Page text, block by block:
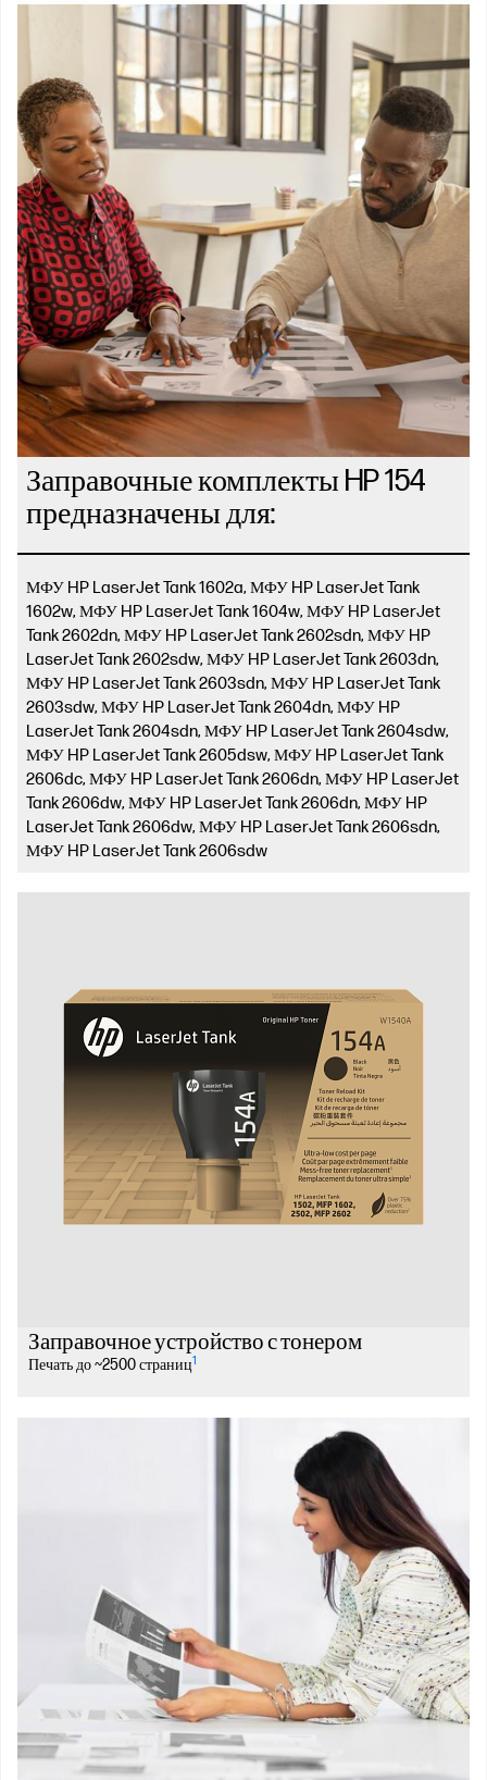
Заправочные комплекты HP 154
предназначены для:
МФУ HP LaserJet Tank 1602a, МФУ HP LaserJet Tank
1602w, МФУ HP LaserJet Tank 1604w, МФУ HP LaserJet
Tank 2602dn, МФУ HP LaserJet Tank 2602sdn, МФУ HP
LaserJet Tank 2602sdw, МФУ HP LaserJet Tank 2603dn,
МФУ HP LaserJet Tank 2603sdn, МФУ HP LaserJet Tank
2603sdw, МФУ HP LaserJet Tank 2604dn, МФУ HP
LaserJet Tank 2604sdn, МФУ HP LaserJet Tank 2604sdw,
МФУ HP LaserJet Tank 2605dsw, МФУ HP LaserJet Tank
2606dc, МФУ HP LaserJet Tank 2606dn, МФУ HP LaserJet
Tank 2606dw, МФУ HP LaserJet Tank 2606dn, МФУ HP
LaserJet Tank 2606dw, МФУ HP LaserJet Tank 2606sdn,
МФУ HP LaserJet Tank 2606sdw
Заправочное устройство с тонером
Печать до ~2500 страниц1